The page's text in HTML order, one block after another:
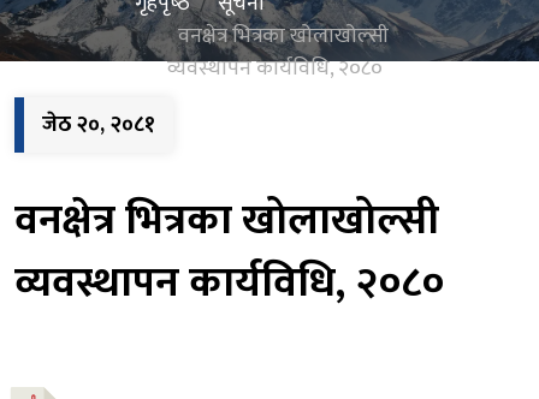
वनक्षेत्र भित्रका खोलाखोल्सी
व्यवस्थापन कार्यविधि, २०८०
जेठ २०, २०८१
वनक्षेत्र भित्रका खोलाखोल्सी
व्यवस्थापन कार्यविधि, २०८०